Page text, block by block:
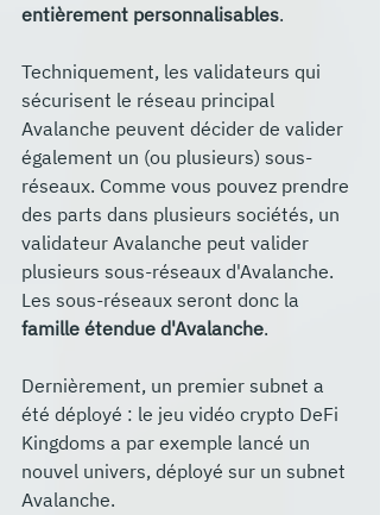
entièrement personnalisables.
Techniquement, les validateurs qui
sécurisent le réseau principal
Avalanche peuvent décider de valider
également un (ou plusieurs) sous-
réseaux. Comme vous pouvez prendre
des parts dans plusieurs sociétés, un
validateur Avalanche peut valider
plusieurs sous-réseaux d'Avalanche.
Les sous-réseaux seront donc la
famille étendue d'Avalanche.
Dernièrement, un premier subnet a
été déployé : le jeu vidéo crypto DeFi
Kingdoms a par exemple lancé un
nouvel univers, déployé sur un subnet
Avalanche.